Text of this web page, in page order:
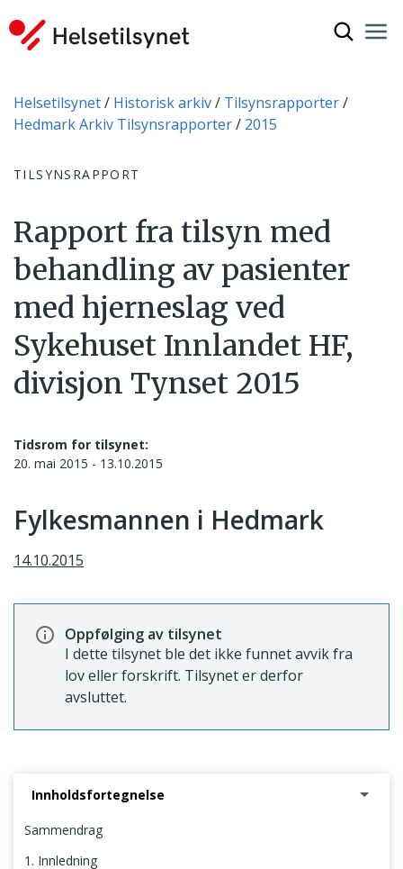
Du er her:
Helsetilsynet Historisk arkiv
Tilsynsrapporter
Hedmark Arkiv Tilsynsrapporter
2015
TILSYNSRAPPORT
Rapport fra tilsyn med
behandling av pasienter
med hjerneslag ved
Sykehuset Innlandet HF,
divisjon Tynset 2015
Tidsrom for tilsynet:
20. mai 2015 - 13.10.2015
Fylkesmannen i Hedmark
14.10.2015
Oppfølging av tilsynet
I dette tilsynet ble det ikke funnet avvik fra
lov eller forskrift. Tilsynet er derfor
avsluttet.
Innholdsfortegnelse
Sammendrag
1. Innledning